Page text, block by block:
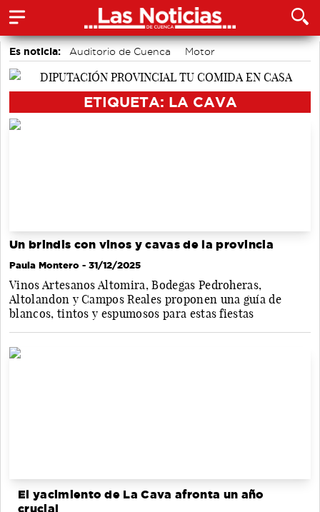
Es noticia: Auditorio de Cuenca
Motor
Actividades culturales en Cuenca
Área de DeportesETIQUETA: LA CAVA
Un brindis con vinos y cavas de la provincia
Paula Montero - 31/12/2025
Vinos Artesanos Altomira, Bodegas Pedroheras,
Altolandon y Campos Reales proponen una guía de
blancos, tintos y espumosos para estas fiestas
El yacimiento de La Cava afronta un año
crucial